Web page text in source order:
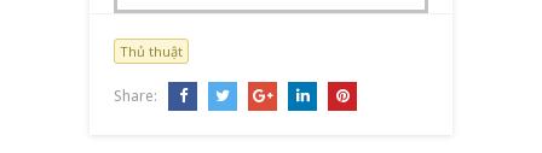
Thủ thuật
Share: